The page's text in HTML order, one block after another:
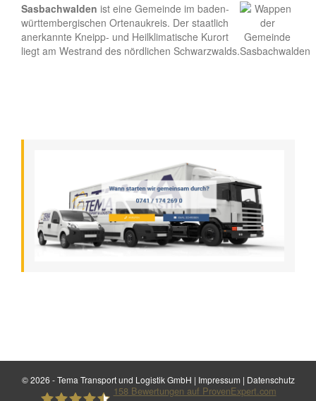
Sasbachwalden ist eine Gemeinde im baden-
württembergischen Ortenaukreis. Der staatlich
anerkannte Kneipp- und Heilklimatische Kurort
liegt am Westrand des nördlichen Schwarzwalds.
©2026 - Tema Transport und Logistik GmbH | Impressum | Datenschutz
158Bewertungen auf ProvenExpert.com